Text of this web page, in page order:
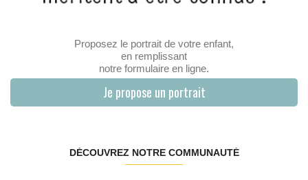
Proposez le portrait de votre enfant,
en remplissant
notre formulaire en ligne.
Je propose un portrait
DÉCOUVREZ NOTRE COMMUNAUTÉ